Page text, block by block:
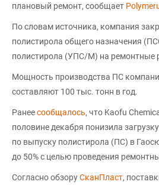
плановый ремонт, сообщает
По словам источника, компания
полистирола общего назначения
полистирола (УПС/М) на ремонтные
Мощность производства ПС
составляют 100 тыс. тонн в год.
Ранеесообщалось, что Kaofu
половине декабря понизила
по выпуску полистирола (ПС) в
до 50% с целью проведения
Согласно обзоруСканПласт,